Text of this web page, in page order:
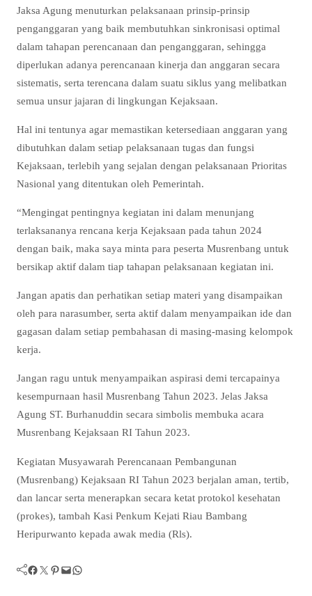
Jaksa Agung menuturkan pelaksanaan prinsip-prinsip
penganggaran yang baik membutuhkan sinkronisasi optimal
dalam tahapan perencanaan dan penganggaran, sehingga
diperlukan adanya perencanaan kinerja dan anggaran secara
sistematis, serta terencana dalam suatu siklus yang melibatkan
semua unsur jajaran di lingkungan Kejaksaan.
Hal ini tentunya agar memastikan ketersediaan anggaran yang
dibutuhkan dalam setiap pelaksanaan tugas dan fungsi
Kejaksaan, terlebih yang sejalan dengan pelaksanaan Prioritas
Nasional yang ditentukan oleh Pemerintah.
“Mengingat pentingnya kegiatan ini dalam menunjang
terlaksananya rencana kerja Kejaksaan pada tahun 2024
dengan baik, maka saya minta para peserta Musrenbang untuk
bersikap aktif dalam tiap tahapan pelaksanaan kegiatan ini.
Jangan apatis dan perhatikan setiap materi yang disampaikan
oleh para narasumber, serta aktif dalam menyampaikan ide dan
gagasan dalam setiap pembahasan di masing-masing kelompok
kerja.
Jangan ragu untuk menyampaikan aspirasi demi tercapainya
kesempurnaan hasil Musrenbang Tahun 2023. Jelas Jaksa
Agung ST. Burhanuddin secara simbolis membuka acara
Musrenbang Kejaksaan RI Tahun 2023.
Kegiatan Musyawarah Perencanaan Pembangunan
(Musrenbang) Kejaksaan RI Tahun 2023 berjalan aman, tertib,
dan lancar serta menerapkan secara ketat protokol kesehatan
(prokes), tambah Kasi Penkum Kejati Riau Bambang
Heripurwanto kepada awak media (Rls).
Facebook Twitter Pinterest Mail WhatsApp